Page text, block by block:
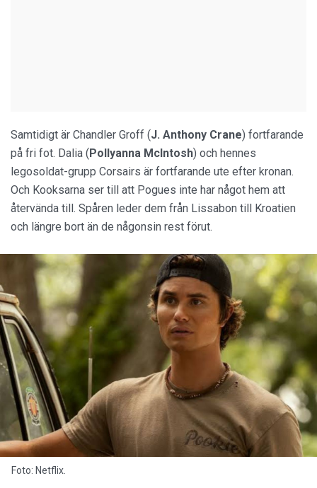
Samtidigt är Chandler Groff (J. Anthony Crane) fortfarande
på fri fot. Dalia (Pollyanna McIntosh) och hennes
legosoldat-grupp Corsairs är fortfarande ute efter kronan.
Och Kooksarna ser till att Pogues inte har något hem att
återvända till. Spåren leder dem från Lissabon till Kroatien
och längre bort än de någonsin rest förut.
Foto: Netflix.